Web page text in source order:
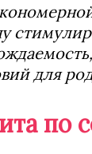
для
по